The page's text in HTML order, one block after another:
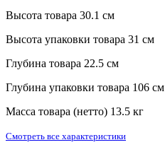
Высота товара 30.1 см
Высота упаковки товара 31 см
Глубина товара 22.5 см
Глубина упаковки товара 106 см
Масса товара (нетто) 13.5 кг
Смотреть все характеристики